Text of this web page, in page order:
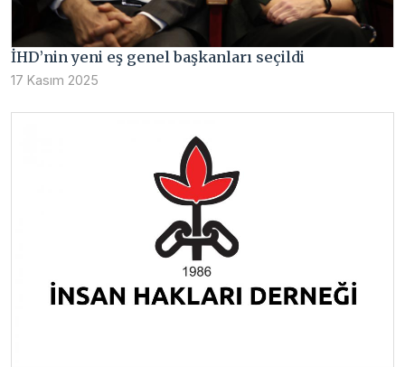
İHD’nin yeni eş genel başkanları seçildi
17 Kasım 2025